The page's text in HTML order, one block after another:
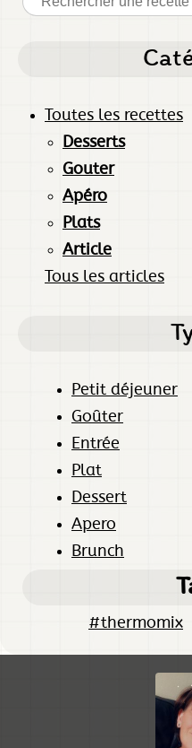
Toutes les recettes
Desserts
Gouter
Apéro
Plats
Article
Tous les articles
Petit déjeuner
Goûter
Entrée
Plat
Dessert
Apero
Brunch
#thermomix